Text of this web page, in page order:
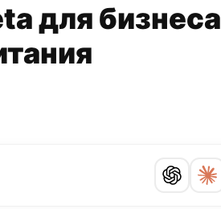
для бизнеса